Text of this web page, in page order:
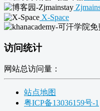
X-Space
访问统计
网站总访问量：
站点地图
粤ICP备13036159号-1